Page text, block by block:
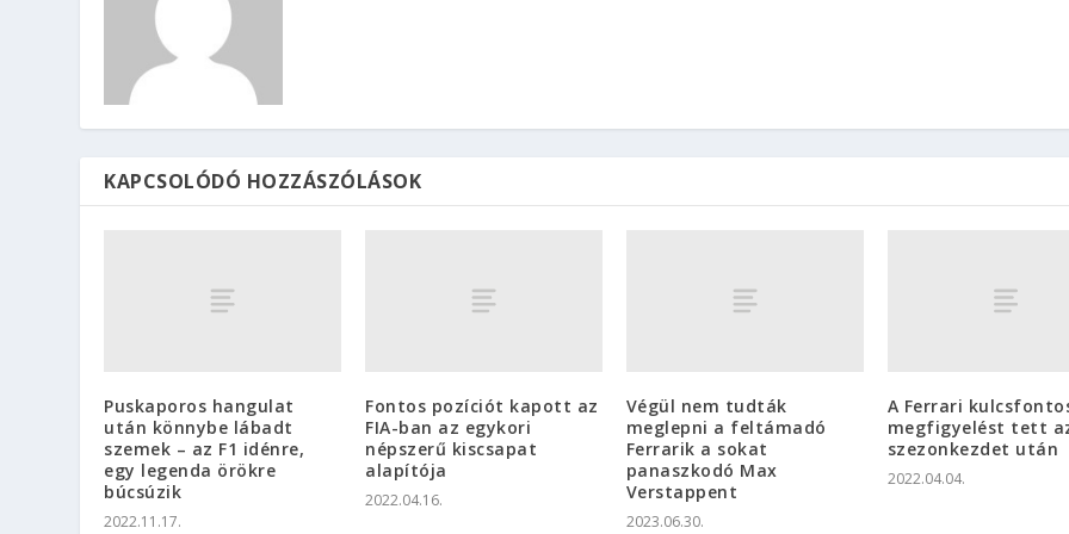
KAPCSOLÓDÓ HOZZÁSZÓLÁSOK
Puskaporos hangulat
után könnybe lábadt
szemek – az F1 idénre,
egy legenda örökre
búcsúzik
2022.11.17.
Fontos pozíciót kapott az
FIA-ban az egykori
népszerű kiscsapat
alapítója
2022.04.16.
Végül nem tudták
meglepni a feltámadó
Ferrarik a sokat
panaszkodó Max
Verstappent
2023.06.30.
A Ferrari
megfigyelést tett
szezonkezdet után
2022.04.04.